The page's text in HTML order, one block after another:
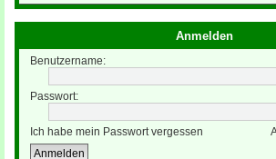
Anmelden
Benutzername:
Passwort:
Ich habe mein Passwort vergessen